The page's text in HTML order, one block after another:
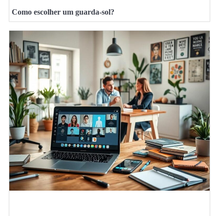
Como escolher um guarda-sol?